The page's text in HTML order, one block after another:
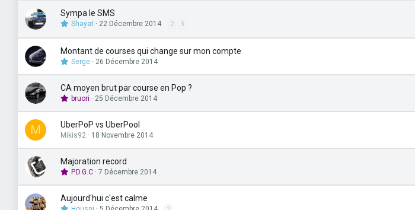
Sympa le SMS
Shayat 22 Décembre 2014 2 3
Montant de courses qui change sur mon compte
Serge 26 Décembre 2014
CA moyen brut par course en Pop ?
bruori 25 Décembre 2014
M UberPoP vs UberPool
Mikis92 18 Novembre 2014
Majoration record
P.D.G.C 7 Décembre 2014
Aujourd'hui c'est calme